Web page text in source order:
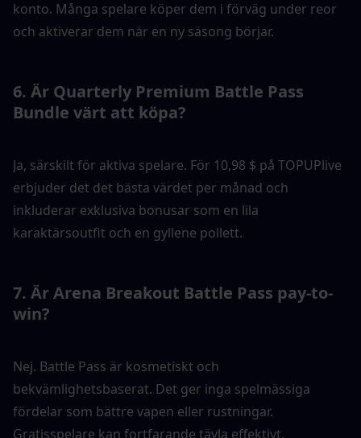
konto. Många spelare köper dem i förväg under reor
och aktiverar dem när en ny säsong börjar.
6. Är Quarterly Premium Battle Pass
Bundle värt att köpa?
Ja, särskilt för aktiva spelare. För 10,98 $ på TOPUPlive
erbjuder det det bästa värdet per månad och
inkluderar exklusiva bonusar som en lila
karaktärsoutfit och en gyllene pollett.
7. Är Arena Breakout Battle Pass pay-to-
win?
Nej. Battle Pass är kosmetiskt och
bekvämlighetsbaserat. Det ger inga spelmässiga
fördelar som bättre vapen eller rustningar.
Gratisspelare kan fortfarande tävla effektivt.